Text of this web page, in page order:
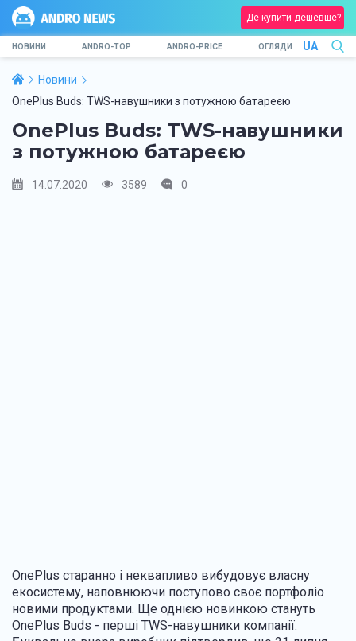
Де купити дешевше?
НОВИНИ ANDRO-TOP ANDRO-PRICE ОГЛЯДИ UA
Новини
OnePlus Buds: TWS-навушники з потужною батареєю
OnePlus Buds: TWS-навушники
з потужною батареєю
14.07.2020 3589 0
OnePlus старанно і неквапливо вибудовує власну
екосистему, наповнюючи поступово своє портфоліо
новими продуктами. Ще однією новинкою стануть
OnePlus Buds - перші TWS-навушники компанії.